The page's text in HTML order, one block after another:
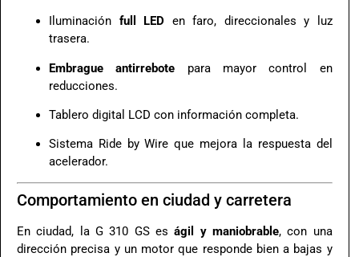
Iluminación full LED en faro, direccionales y luz
trasera.
Embrague antirrebote para mayor control en
reducciones.
Tablero digital LCD con información completa.
Sistema Ride by Wire que mejora la respuesta del
acelerador.
Comportamiento en ciudad y carretera
En ciudad, la G 310 GS eságil y maniobrable, con una
dirección precisa y un motor que responde bien a bajas y